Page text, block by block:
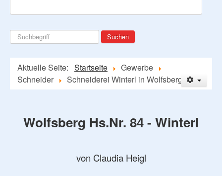
Suchen
...
Suchen
Aktuelle Seite: Startseite
Gewerbe
Schneider
Schneiderei Winterl in Wolfsberg
Wolfsberg Hs.Nr. 84 - Winterl
von Claudia Heigl